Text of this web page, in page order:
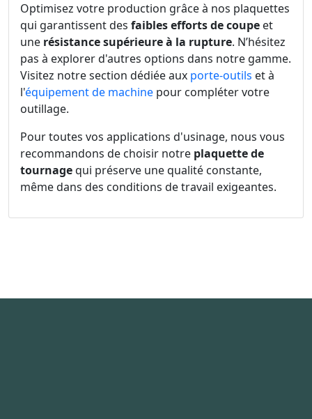
Optimisez votre production grâce à nos plaquettes
qui garantissent des faibles efforts de coupe et
une résistance supérieure à la rupture. N’hésitez
pas à explorer d'autres options dans notre gamme.
Visitez notre section dédiée aux porte-outils et à
l'équipement de machine pour compléter votre
outillage.
Pour toutes vos applications d'usinage, nous vous
recommandons de choisir notre plaquette de
tournagequi préserve une qualité constante,
même dans des conditions de travail exigeantes.